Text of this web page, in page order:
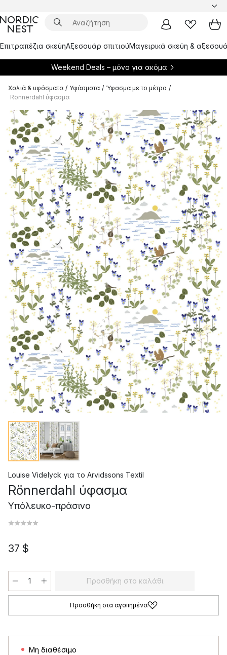
Επιτραπέζια σκεύηΑξεσουάρ σπιτιούΜαγειρικά σκεύη &
Weekend Deals – μόνο για ακόμα
Χαλιά & υφάσματα / Υφάσματα / Ύφασμα με το μέτρο /
Rönnerdahl ύφασμα
Louise Videlyck για το Arvidssons Textil
Rönnerdahl ύφασμα
Υπόλευκο-πράσινο
37 $
Προσθήκη στο καλάθι
Προσθήκη στα αγαπημένα
Μη διαθέσιμο